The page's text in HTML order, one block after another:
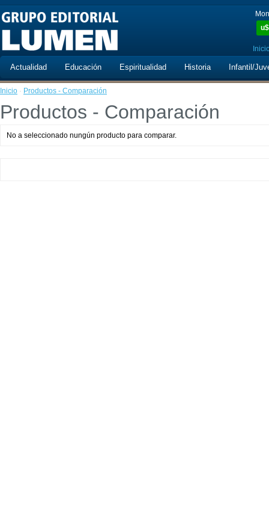
u$
Actualidad Educación Espiritualidad Historia Infantil/
Inicio · Productos - Comparación
Productos - Comparación
No a seleccionado nungún producto para comparar.